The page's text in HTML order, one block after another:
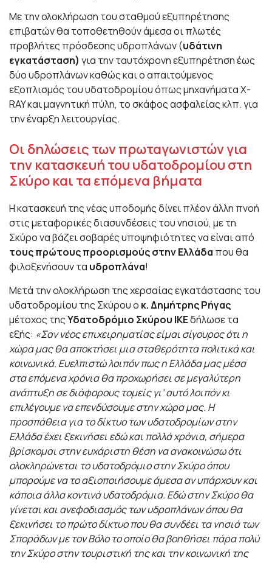
Με την ολοκλήρωση του σταθμού εξυπηρέτησης
επιβατών θα τοποθετηθούν άμεσα οι πλωτές
προβλήτες πρόσδεσης υδροπλάνων (υδάτινη
εγκατάσταση) για την ταυτόχρονη εξυπηρέτηση έως
δύο υδροπλάνων καθώς και ο απαιτούμενος
εξοπλισμός του υδατοδρομίου όπως μηχανήματα Χ-
RAY και μαγνητική πύλη, το σκάφος ασφαλείας κλπ. για
την έναρξη λειτουργίας.
Οι δηλώσεις των πρωταγωνιστών για
την κατασκευή του υδατοδρομίου στη
Σκύρο και τα επόμενα βήματα
Η κατασκευή της νέας υποδομής δίνει πλέον άλλη πνοή
στις μεταφορικές διασυνδέσεις του νησιού, με τη
Σκύρο να βάζει σοβαρές υποψηφιότητες να είναι από
τους πρώτους προορισμούς στην Ελλάδα που θα
φιλοξενήσουν τα υδροπλάνα!
Μετά την ολοκλήρωση της χερσαίας εγκατάστασης του
υδατοδρομίου της Σκύρου ο κ. Δημήτρης Ρήγας
μέτοχος τηςΥδατοδρόμιο Σκύρου ΙΚΕδήλωσε τα
εξής: «Σαν νέος επιχειρηματίας είμαι σίγουρος ότι η
χώρα μας θα αποκτήσει μια σταθερότητα πολιτικά και
κοινωνικά. Ευελπιστώ λοιπόν πως η Ελλάδα μας μέσα
στα επόμενα χρόνια θα προχωρήσει σε μεγαλύτερη
ανάπτυξη σε διάφορους τομείς γι’ αυτό λοιπόν κι
επιλέγουμε να επενδύσουμε στην χώρα μας. Η
προσπάθεια για το δίκτυο των υδατοδρομίων στην
Ελλάδα έχει ξεκινήσει εδώ και πολλά χρόνια, σήμερα
βρίσκομαι στην ευχάριστη θέση να ανακοινώσω ότι
ολοκληρώνεται το υδατοδρόμιο στην Σκύρο όπου
μπορούμε να το αξιοποιήσουμε άμεσα αν υπάρχουν και
κάποια άλλα κοντινά υδατοδρόμια. Εδώ στην Σκύρο θα
γίνεται και ανεφοδιασμός των υδροπλάνων όπου θα
ξεκινήσει το πρώτο δίκτυο που θα συνδέει τα νησιά των
Σποράδων με τον Βόλο το οποίο θα βοηθήσει πάρα πολύ
την Σκύρο στην τουριστική της και την κοινωνική της